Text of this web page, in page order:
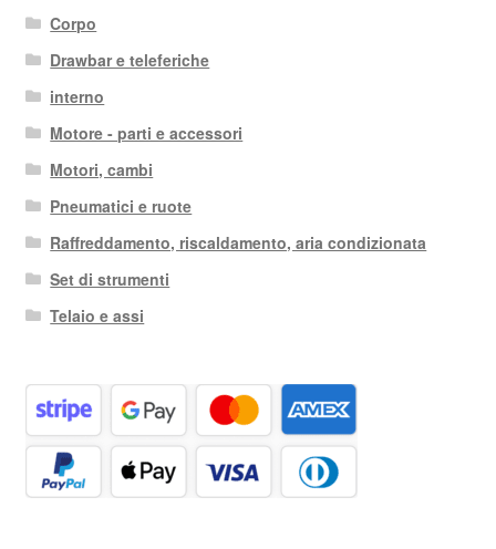
Corpo
Drawbar e teleferiche
interno
Motore - parti e accessori
Motori, cambi
Pneumatici e ruote
Raffreddamento, riscaldamento, aria condizionata
Set di strumenti
Telaio e assi